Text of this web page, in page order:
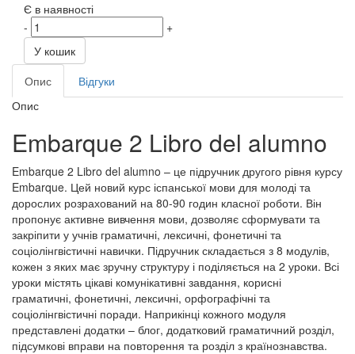
Є в наявності
-
+
У кошик
Опис
Відгуки
Опис
Embarque 2 Libro del alumno
Embarque 2 Libro del alumno – це підручник другого рівня курсу
Embarque. Цей новий курс іспанської мови для молоді та
дорослих розрахований на 80-90 годин класної роботи. Він
пропонує активне вивчення мови, дозволяє сформувати та
закріпити у учнів граматичні, лексичні, фонетичні та
соціолінгвістичні навички. Підручник складається з 8 модулів,
кожен з яких має зручну структуру і поділяється на 2 уроки. Всі
уроки містять цікаві комунікативні завдання, корисні
граматичні, фонетичні, лексичні, орфографічні та
соціолінгвістичні поради. Наприкінці кожного модуля
представлені додатки – блог, додатковий граматичний розділ,
підсумкові вправи на повторення та розділ з країнознавства.